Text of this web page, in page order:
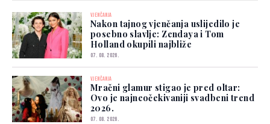
VJENČANJA
Nakon tajnog vjenčanja uslijedilo je
posebno slavlje: Zendaya i Tom
Holland okupili najbliže
07. 08. 2026.
VJENČANJA
Mračni glamur stigao je pred oltar:
Ovo je najneočekivaniji svadbeni trend
2026.
07. 08. 2026.